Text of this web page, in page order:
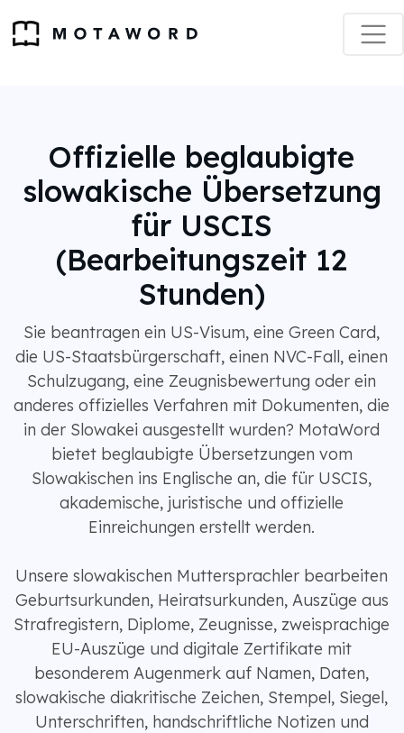
Offizielle beglaubigte
slowakische Übersetzung
für USCIS
(Bearbeitungszeit 12
Stunden)
Sie beantragen ein US-Visum, eine Green Card,
die US-Staatsbürgerschaft, einen NVC-Fall, einen
Schulzugang, eine Zeugnisbewertung oder ein
anderes offizielles Verfahren mit Dokumenten, die
in der Slowakei ausgestellt wurden? MotaWord
bietet beglaubigte Übersetzungen vom
Slowakischen ins Englische an, die für USCIS,
akademische, juristische und offizielle
Einreichungen erstellt werden.
Unsere slowakischen Muttersprachler bearbeiten
Geburtsurkunden, Heiratsurkunden, Auszüge aus
Strafregistern, Diplome, Zeugnisse, zweisprachige
EU-Auszüge und digitale Zertifikate mit
besonderem Augenmerk auf Namen, Daten,
slowakische diakritische Zeichen, Stempel, Siegel,
Unterschriften, handschriftliche Notizen und